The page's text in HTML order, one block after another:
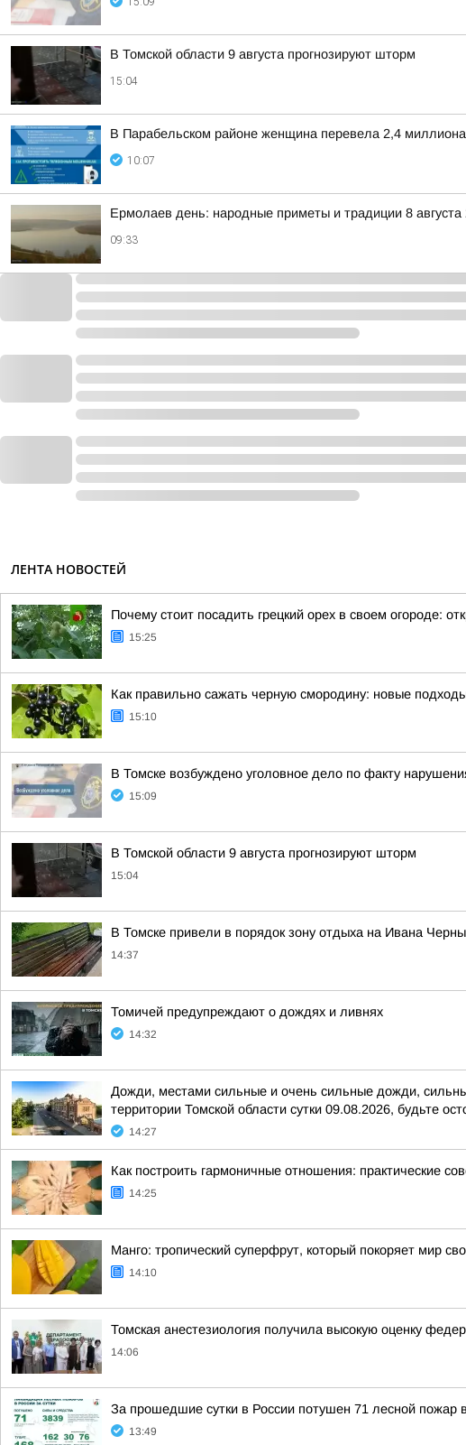
В Томской области 9 августа прогнозируют шторм
15:04
В Парабельском районе женщина перевела 2,4
10:07
Ермолаев день: народные приметы и традиции 8 августа
09:33
ЛЕНТА НОВОСТЕЙ
Почему стоит посадить грецкий орех в своем огороде:
15:25
Как правильно сажать черную смородину: новые
15:10
В Томске возбуждено уголовное дело по факту
15:09
В Томской области 9 августа прогнозируют шторм
15:04
В Томске привели в порядок зону отдыха на Ивана
14:37
Томичей предупреждают о дождях и ливнях
14:32
Дожди, местами сильные и очень сильные дожди,
территории Томской области сутки 09.08.2026, будьте
14:27
Как построить гармоничные отношения: практические
14:25
Манго: тропический суперфрут, который покоряет мир
14:10
Томская анестезиология получила высокую оценку
14:06
За прошедшие сутки в России потушен 71 лесной пожар
13:49